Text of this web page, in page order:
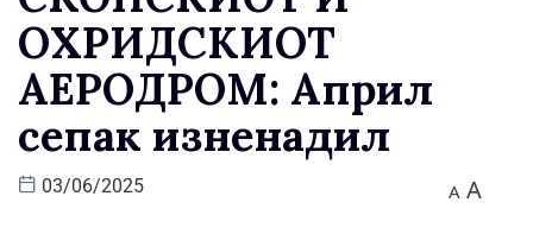
ОХРИДСКИОТ
АЕРОДРОМ: Април
сепак изненадил
03/06/2025 A A